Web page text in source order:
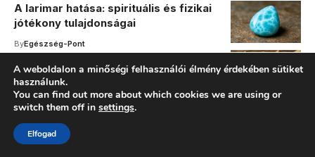
A larimar hatása: spirituális és fizikai
jótékony tulajdonságai
ByEgészség-Pont
Ashwagandha ellenjavallatok: Mire
érdemes figyelni a használatakor?
ByEgészség-Pont
A krizolit hatása: gyógyító erő és
spirituális jelentőség
ByEgészség-Pont
A weboldalon a minőségi felhasználói élmény érdekében sütiket
használunk.
You can find out more about which cookies we are using or
switch them off in settings.
Elfogad